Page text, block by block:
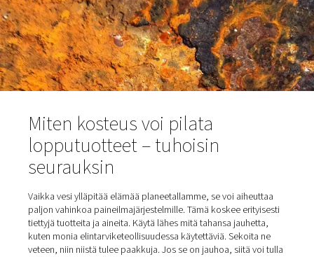
On itsestään selvää, että kaikki nämä ongelmat voivat
laitteiden käyttöikää ja lisätä huoltokustannuksia. Eikä
pahintakaan.